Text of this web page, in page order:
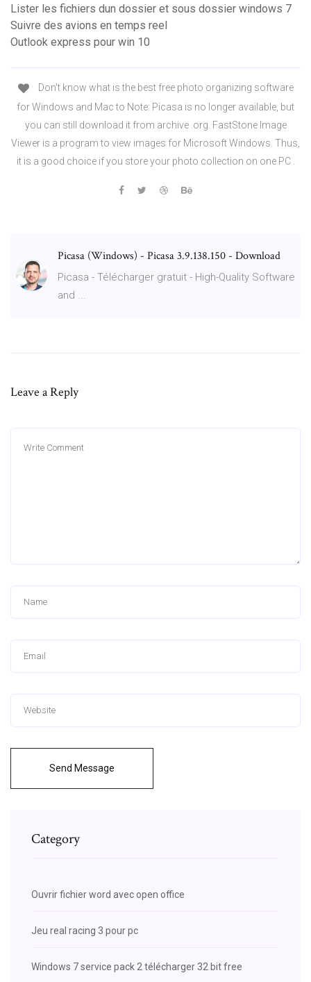
Lister les fichiers dun dossier et sous dossier windows 7
Suivre des avions en temps reel
Outlook express pour win 10
Don't know what is the best free photo organizing software
for Windows and Mac to Note: Picasa is no longer available, but
you can still download it from archive .org. FastStone Image
Viewer is a program to view images for Microsoft Windows. Thus,
it is a good choice if you store your photo collection on one PC .
Picasa (Windows) - Picasa 3.9.138.150 - Download
Picasa - Télécharger gratuit - High-Quality Software
and ...
Leave a Reply
Send Message
Category
Ouvrir fichier word avec open office
Jeu real racing 3 pour pc
Windows 7 service pack 2 télécharger 32 bit free